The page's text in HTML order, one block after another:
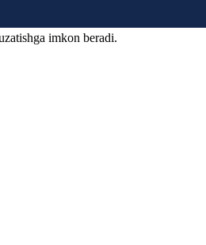
imkon beradi.